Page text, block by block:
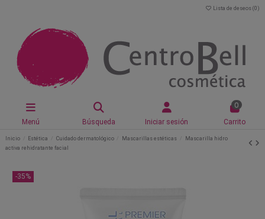
Lista de deseos (0 )
Menú Búsqueda Iniciar sesión
0
Carrito
Inicio Estética Cuidado dermatológico Mascarillas estéticas
Mascarilla hidro
activa rehidratante facial
-35%